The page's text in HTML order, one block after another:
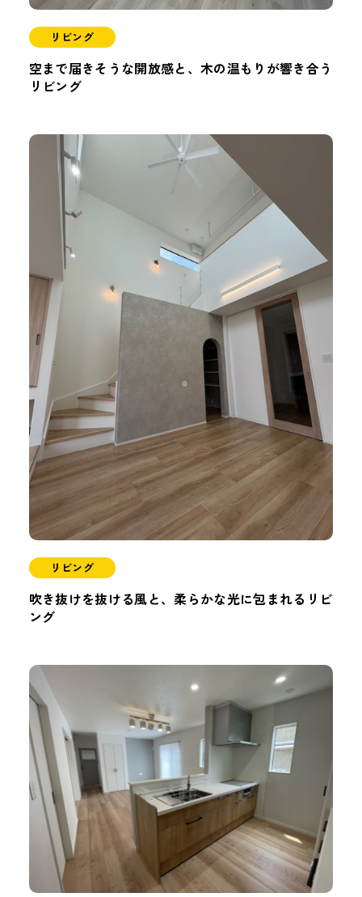
リビング
空まで届きそうな開放感と、木の温もりが響き合う
リビング
リビング
吹き抜けを抜ける風と、柔らかな光に包まれるリビ
ング